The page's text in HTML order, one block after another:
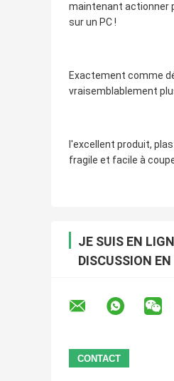
maintenant actionner
sur un PC !
Exactement comme
vraisemblablement
l'excellent produit,
fragile et facile à
JE SUIS EN
DISCUSSION